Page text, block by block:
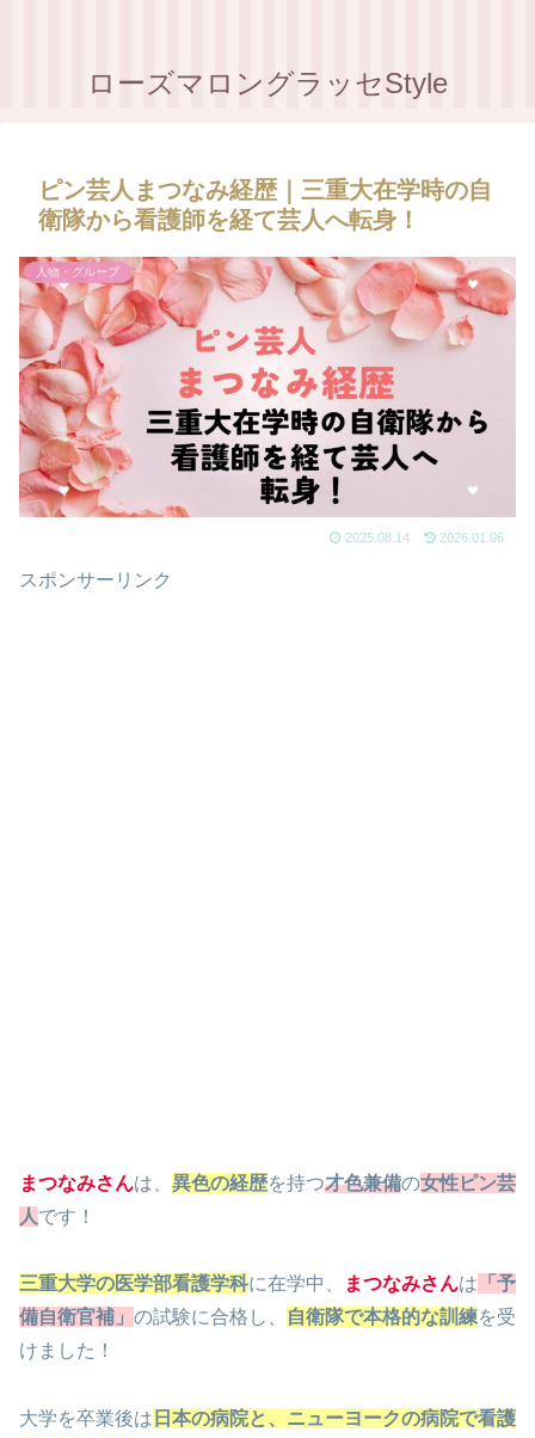
ローズマロングラッセStyle
ピン芸人まつなみ経歴｜三重大在学時の自
衛隊から看護師を経て芸人へ転身！
人物・グループ
2025.08.14 2026.01.06
スポンサーリンク
まつなみさんは、 異色の経歴を持つ才色兼備の女性ピン芸
人です！
三重大学の医学部看護学科に在学中、 まつなみさんは 「予
備自衛官補」 の試験に合格し、 自衛隊で本格的な訓練を受
けました！
大学を卒業後は 日本の病院と、 ニューヨークの病院で看護